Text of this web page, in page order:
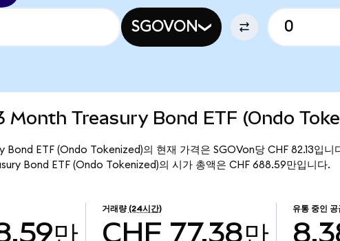
SGOVON
Month Treasury Bond ETF (Ondo
ETF (Ondo Tokenized)의 현재 가격은 SGOVon당 CHF 82.13입니
Bond ETF (Ondo Tokenized)의 시가 총액은 CHF 688.59만입니다.
만
거래량 (24시간)
CHF 77.38만
유통 중인 공